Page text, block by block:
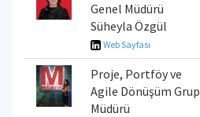
Genel Müdürü
Süheyla Özgül
Web Sayfası
Proje, Portföy ve
Agile Dönüşüm Grup
Müdürü